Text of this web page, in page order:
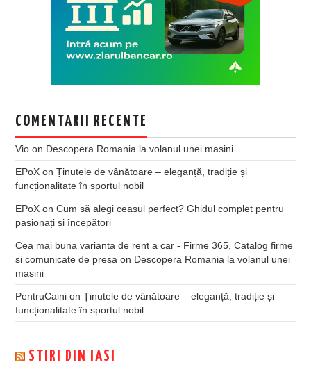
COMENTARII RECENTE
Vio on Descopera Romania la volanul unei masini
EPoX onȚinutele de vânătoare – eleganță, tradiție și
funcționalitate în sportul nobil
EPoX onCum să alegi ceasul perfect? Ghidul complet pentru
pasionați și începători
Cea mai buna varianta de rent a car - Firme 365, Catalog firme
si comunicate de presa on Descopera Romania la volanul unei
masini
PentruCaini onȚinutele de vânătoare – eleganță, tradiție și
funcționalitate în sportul nobil
STIRI DIN IASI